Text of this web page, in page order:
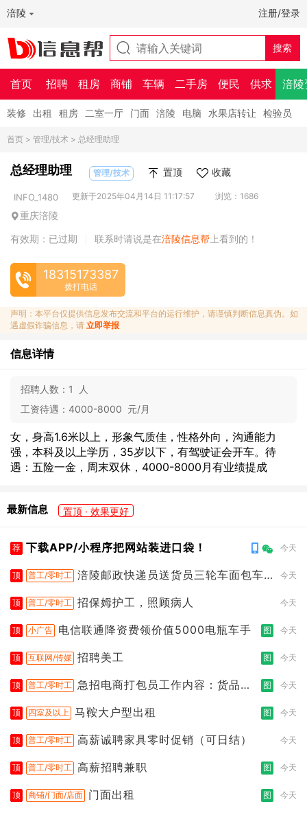
涪陵 注册/登录
首页 招聘 租房 商铺 车辆 二手房 便民 供求 涪陵
装修 出租 租房 二室一厅 门面 涪陵 电脑 水果店转让 检验员
首页 > 管理/技术 > 总经理助理
总经理助理 管理/技术 置顶 收藏
INFO_1480 更新于2025年04月14日 11:17:57 浏览：1686
重庆涪陵
有效期：已过期
联系时请说是在涪陵信息帮 上看到的！
18315173387
拨打电话
声明：本平台仅提供信息发布交流和平台的运行维护，请谨慎判断信息真伪。如
遇虚假诈骗信息，请 立即举报
信息详情
招聘人数： 1 人
工资待遇： 4000-8000 元/月
女，身高1.6米以上，形象气质佳，性格外向，沟通能力
强，本科及以上学历，35岁以下，有驾驶证会开车。待
遇：五险一金，周末双休，4000-8000月有业绩提成
最新信息 置顶 · 效果更好
荐 下载APP/小程序把网站装进口袋！ 今天
顶 普工/零时工 涪陵邮政快递员送货员三轮车面包车
今天
顶 普工/零时工 招保姆护工，照顾病人 今天
顶 小广告 电信联通降资费领价值5000电瓶车手 图 今天
顶 互联网/传媒 招聘美工 图 今天
顶 普工/零时工 急招电商打包员工作内容：货品分
图 今天
顶 四室及以上 马鞍大户型出租 图 今天
顶 普工/零时工 高薪诚聘家具零时促销（可日结） 今天
顶 普工/零时工 高薪招聘兼职 图 今天
顶 商铺/门面/店面 门面出租 图 今天